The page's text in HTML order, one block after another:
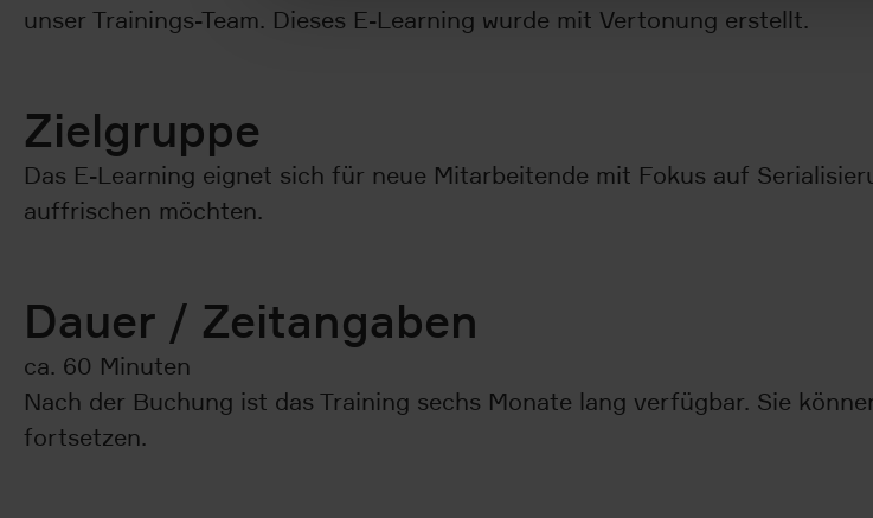
unser Trainings-Team. Dieses E-Learning wurde mit Vertonung erstellt.
Zielgruppe
Das E-Learning eignet sich für neue Mitarbeitende mit Fokus auf
auffrischen möchten.
Dauer / Zeitangaben
ca. 60 Minuten
Nach der Buchung ist das Training sechs Monate lang verfügbar. Sie
fortsetzen.